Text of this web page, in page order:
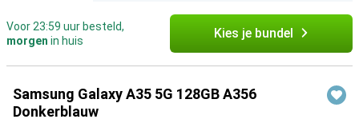
Voor 23:59 uur besteld,
morgen in huis Kies je bundel
Samsung Galaxy A35 5G 128GB A356
Donkerblauw